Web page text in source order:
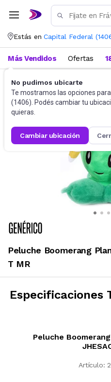
Estás en Capital Federal (
No pudimos ubicarte
Te mostramos las opciones para
(1406). Podés cambiar tu
quieras.
cambiar ubicación
Más Vendidos Ofertas
Juguetes y Juegos
Peluche Boomerang
T MR
Especificaciones
Peluche
Artículo: